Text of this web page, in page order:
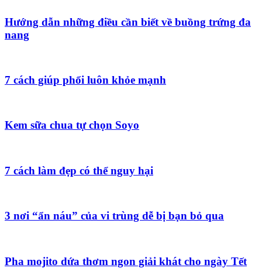
Hướng dẫn những điều cần biết về buồng trứng đa
nang
7 cách giúp phổi luôn khỏe mạnh
Kem sữa chua tự chọn Soyo
7 cách làm đẹp có thể nguy hại
3 nơi “ẩn náu” của vi trùng dễ bị bạn bỏ qua
Pha mojito dứa thơm ngon giải khát cho ngày Tết